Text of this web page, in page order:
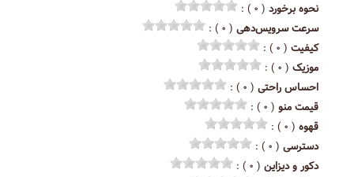
نحوه برخورد ( ۰ ) :
سرعت سرویس‌دهی ( ۰ ) :
کیفیت ( ۰ ) :
موزیک ( ۰ ) :
احساس راحتی ( ۰ ) :
قیمت منو ( ۰ ) :
قهوه ( ۰ ) :
دسترسی ( ۰ ) :
دکور و دیزاین ( ۰ ) :